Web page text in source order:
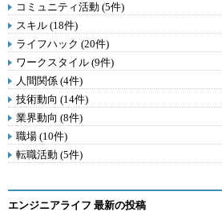
コミュニティ活動 (5件)
スキル (18件)
ライフハック (20件)
ワークスタイル (9件)
人間関係 (4件)
技術動向 (14件)
業界動向 (8件)
職場 (10件)
転職活動 (5件)
エンジニアライフ 最新の投稿